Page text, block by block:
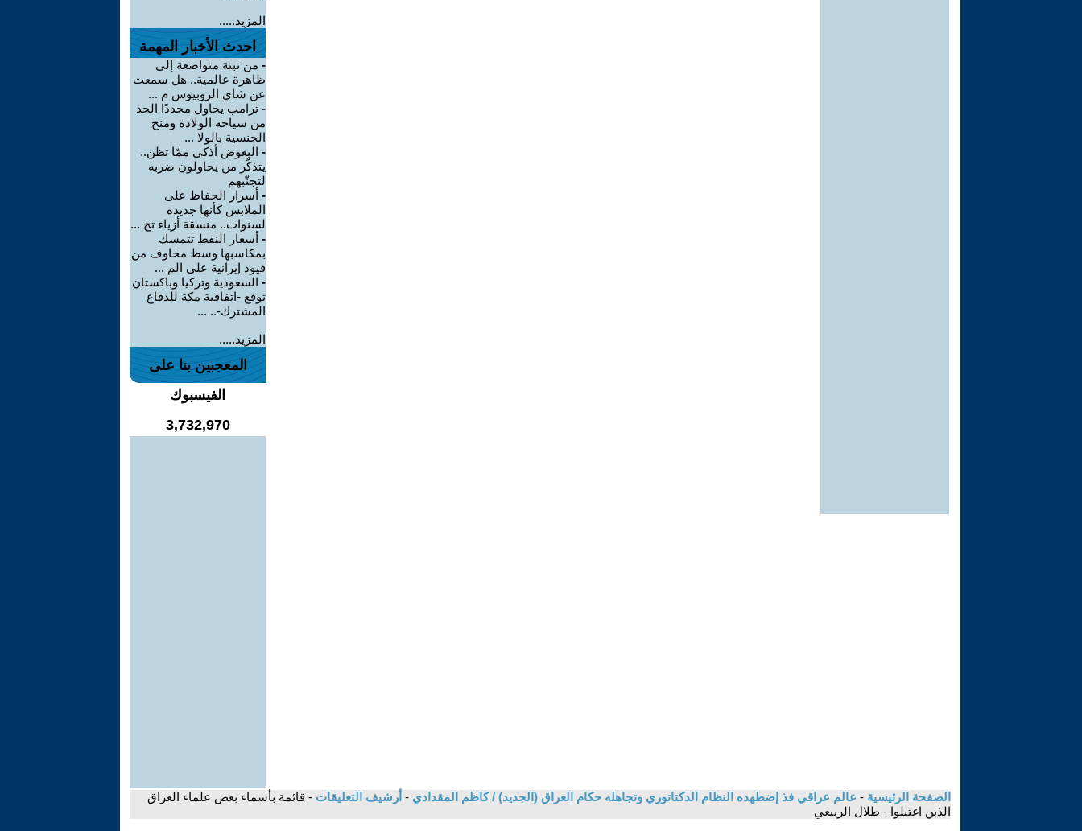
المزيد.....
احدث الأخبار المهمة
- من نبتة متواضعة إلى
ظاهرة عالمية.. هل سمعت
عن شاي الروبيوس م ...
- ترامب يحاول مجددًا الحد
من سياحة الولادة ومنح
الجنسية بالولا ...
- البعوض أذكى ممّا تظن..
يتذكّر من يحاولون ضربه
لتجنّبهم
- أسرار الحفاظ على
الملابس كأنها جديدة
لسنوات.. منسقة أزياء تج ...
- أسعار النفط تتمسك
بمكاسبها وسط مخاوف من
قيود إيرانية على الم ...
- السعودية وتركيا وباكستان
توقع -اتفاقية مكة للدفاع
المشترك-.. ...
المزيد.....
المعجبين بنا على
الفيسبوك
3,732,970
الصفحة الرئيسية - عالم عراقي فذ إضطهده النظام الدكتاتوري وتجاهله حكام العراق (الجديد) / كاظم المقدادي - أرشيف التعليقات - قائمة بأسماء بعض علماء العراق
الذين اغتيلوا - طلال الربيعي